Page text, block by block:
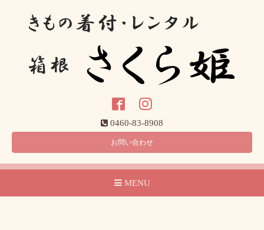
0460-83-8908
お問い合わせ
MENU